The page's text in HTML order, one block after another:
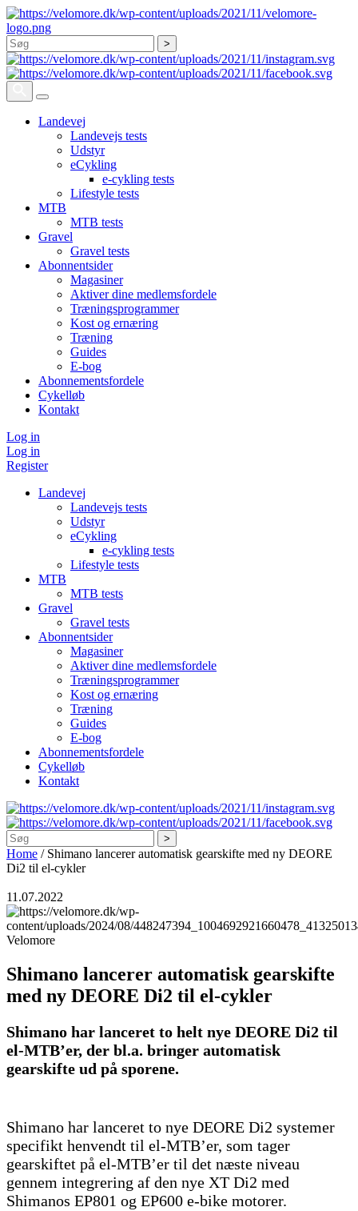
Søg
Landevej
Landevejs tests
Udstyr
eCykling
e-cykling tests
Lifestyle tests
MTB
MTB tests
Gravel
Gravel tests
Abonnentsider
Magasiner
Aktiver dine medlemsfordele
Træningsprogrammer
Kost og ernæring
Træning
Guides
E-bog
Abonnementsfordele
Cykelløb
Kontakt
Log in
Log in
Register
Landevej
Landevejs tests
Udstyr
eCykling
e-cykling tests
Lifestyle tests
MTB
MTB tests
Gravel
Gravel tests
Abonnentsider
Magasiner
Aktiver dine medlemsfordele
Træningsprogrammer
Kost og ernæring
Træning
Guides
E-bog
Abonnementsfordele
Cykelløb
Kontakt
Søg
Home / Shimano lancerer automatisk gearskifte med ny DEORE
Di2 til el-cykler
11.07.2022
Velomore
Shimano lancerer automatisk gearskifte
med ny DEORE Di2 til el-cykler
Shimano har lanceret to helt nye DEORE Di2 til
el-MTB’er, der bl.a. bringer automatisk
gearskifte ud på sporene.
Shimano har lanceret to nye DEORE Di2 systemer
specifikt henvendt til el-MTB’er, som tager
gearskiftet på el-MTB’er til det næste niveau
gennem integrering af den nye XT Di2 med
Shimanos EP801 og EP600 e-bike motorer.